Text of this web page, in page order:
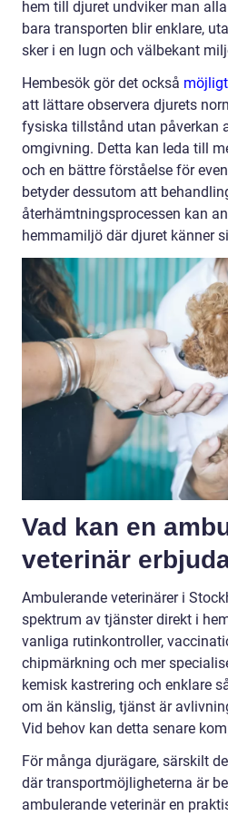
hem till djuret undviker man
bara transporten blir enklare,
sker i en lugn och välbekant
Hembesök gör det också
att lättare observera djurets
fysiska tillstånd utan påverkan
omgivning. Detta kan leda till
och en bättre förståelse för
betyder dessutom att
återhämtningsprocessen kan
hemmamiljö där djuret känner
Vad kan en
veterinär
Ambulerande veterinärer i
spektrum av tjänster direkt i
vanliga rutinkontroller,
chipmärkning och mer
kemisk kastrering och enklare
om än känslig, tjänst är
Vid behov kan detta senare
För många djurägare, särskilt
där transportmöjligheterna är
ambulerande veterinär en